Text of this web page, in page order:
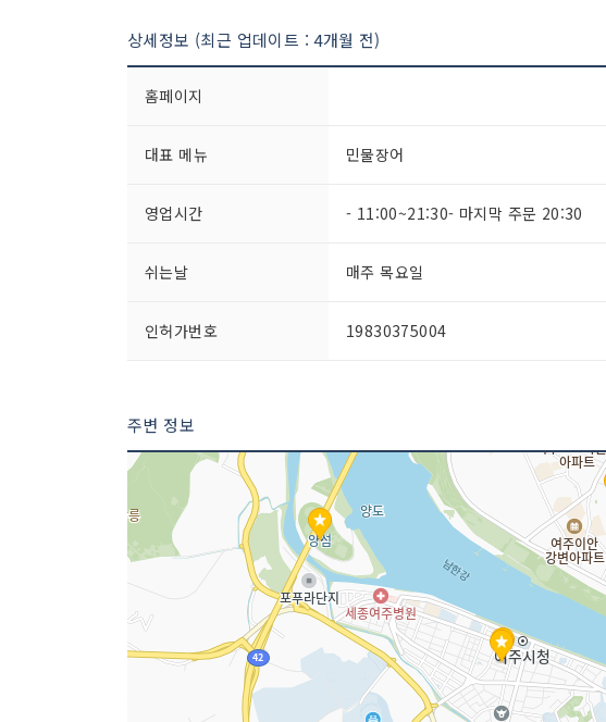
상세정보 (최근 업데이트 : 4개월 전)
홈페이지
대표 메뉴 민물장어
영업시간 - 11:00~21:30- 마지막 주문 20:30
쉬는날 매주 목요일
인허가번호 19830375004
주변 정보